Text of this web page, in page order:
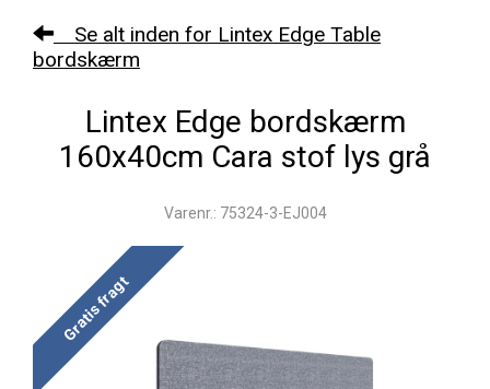
Se alt inden for Lintex Edge Table
bordskærm
Lintex Edge bordskærm
160x40cm Cara stof lys grå
Varenr.: 75324-3-EJ004
Gratis fragt